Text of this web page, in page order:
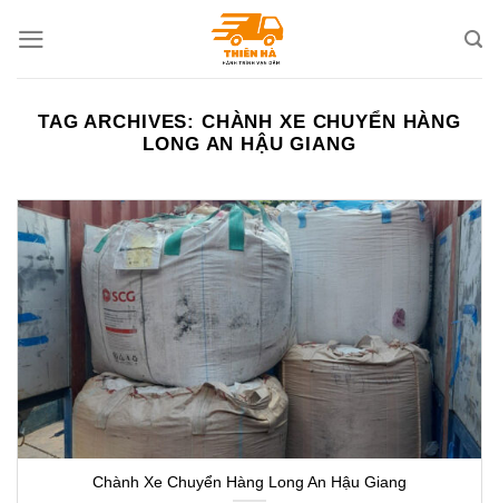
TAG ARCHIVES: CHÀNH XE CHUYỂN HÀNG
LONG AN HẬU GIANG
Chành Xe Chuyển Hàng Long An Hậu Giang